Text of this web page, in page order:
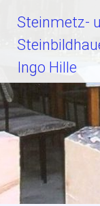
Steinmetz-
Ingo Hille